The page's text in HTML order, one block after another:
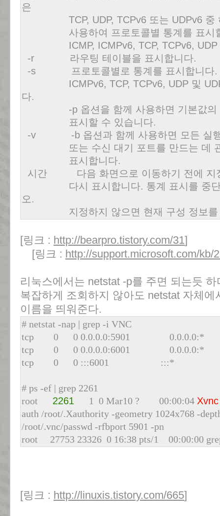
은
TCP, UDP, TCPv6 또는 UDPv6 중 하
사용하여 프로토콜별 통계를 표시할
ICMP, ICMPv6, TCP, TCPv6, UDP 또
-r 라우팅 테이블을 표시합니다.
-s 프로토콜별로 통계를 표시합니다.
ICMPv6, TCP, TCPv6, UDP 및
다.
-p 옵션을 함께 사용하면 기본값의 일
표시할 수 있습니다.
-v -b 옵션과 함께 사용하면 모든 실행
또는 수신 대기 포트를 만드는 데 관
표시합니다.
시간 다음 화면으로 이동하기 전에 지정
다시 표시합니다. 통계 표시를 중단하
오.
지정하지 않으면 현재 구성 정보를
[링크 : http://bearpro.tistory.com/31]
[링크 : http://support.microsoft.com/kb/
리눅스에서는 netstat -p를 주면 되는듯 하
복잡하게 조회하지 않아도 netstat 자체
이름을 띄워준다.
# netstat -nap | grep -i VNC
tcp 0 0 0.0.0.0:5901
tcp 0 0 0.0.0.0:6001
tcp 0 0 :::6001 :::*
# ps -ef | grep 2261
root 2261 1 0 Mar10 ? 00:00:04
auth /root/.Xauthority -geometry 1024x768 -
/root/.vnc/passwd -rfbport 5901 -pn
root 27753 23326 0 16:38 pts/1 00:00:00
[링크 : http://linuxis.tistory.com/665]